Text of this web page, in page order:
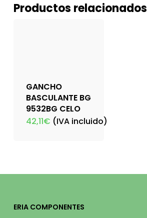
Productos relacionados
GANCHO
BASCULANTE BG
9532BG CELO
42,11€ (IVA incluido)
ERIA COMPONENTES